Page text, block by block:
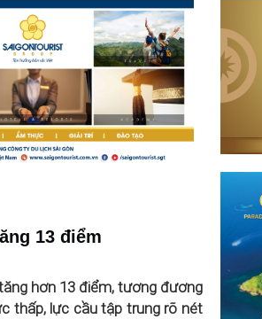
13 điểm
hơn 13 điểm, tương đương
thấp, lực cầu tập trung rõ nét